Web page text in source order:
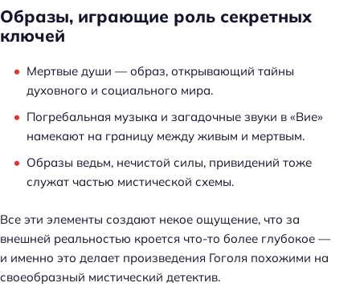
Образы, играющие роль секретных
ключей
Мертвые души — образ, открывающий тайны
духовного и социального мира.
Погребальная музыка и загадочные звуки в «Вие»
намекают на границу между живым и мертвым.
Образы ведьм, нечистой силы, привидений тоже
служат частью мистической схемы.
Все эти элементы создают некое ощущение, что за
внешней реальностью кроется что-то более глубокое —
и именно это делает произведения Гоголя похожими на
своеобразный мистический детектив.